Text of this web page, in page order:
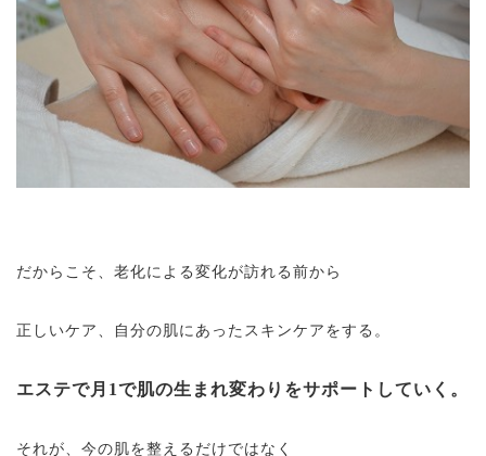
だからこそ、老化による変化が訪れる前から
正しいケア、自分の肌にあったスキンケアをする。
エステで月1で肌の生まれ変わりをサポートしていく。
それが、今の肌を整えるだけではなく